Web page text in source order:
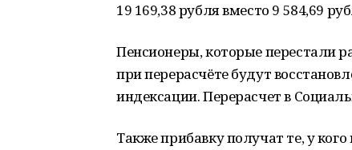
19 169,38 рубля вместо 9 584,69
Пенсионеры, которые перестали
при перерасчёте будут
индексации. Перерасчет в
Также прибавку получат те, у